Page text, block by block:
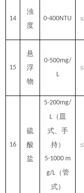
14
浊
度
0-400NTU ≤
15
悬
浮
物
0-500mg/
L
≤
16
硫
酸
盐
5-200mg/
L（皿
式、手
持）
5-1000 m
g/L（管
式）
≤